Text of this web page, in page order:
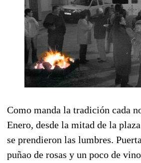
Como manda la tradición cada
Enero, desde la mitad de la
se prendieron las lumbres.
puñao de rosas y un poco de